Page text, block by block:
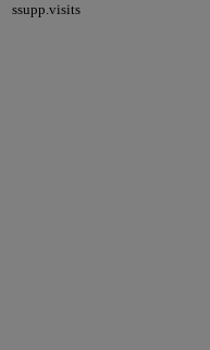
ssupp.visits